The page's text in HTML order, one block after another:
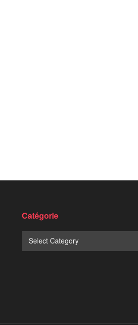
Catégorie
Select Category